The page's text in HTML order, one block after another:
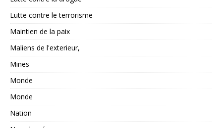
Lutte contre le terrorisme
Maintien de la paix
Maliens de l'exterieur,
Mines
Monde
Monde
Nation